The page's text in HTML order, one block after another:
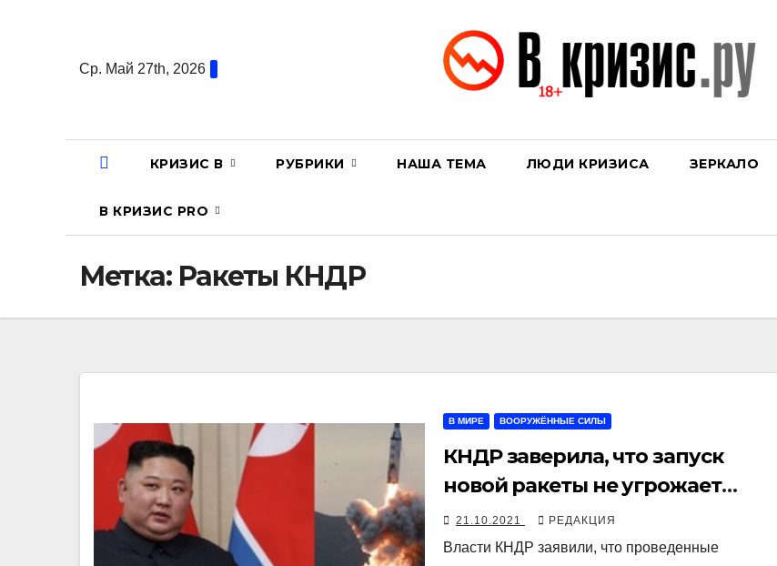
содержаниюСр. Май 27th, 2026
КРИЗИС В РУБРИКИ НАША ТЕМА ЛЮДИ КРИЗИСА ЗЕРКАЛО
В КРИЗИС PRO
Метка: Ракеты КНДР
В МИРЕ ВООРУЖЁННЫЕ СИЛЫ
КНДР заверила, что запуск
новой ракеты не угрожает
США и другим странам
21.10.2021 РЕДАКЦИЯ
Власти КНДР заявили, что проведенные